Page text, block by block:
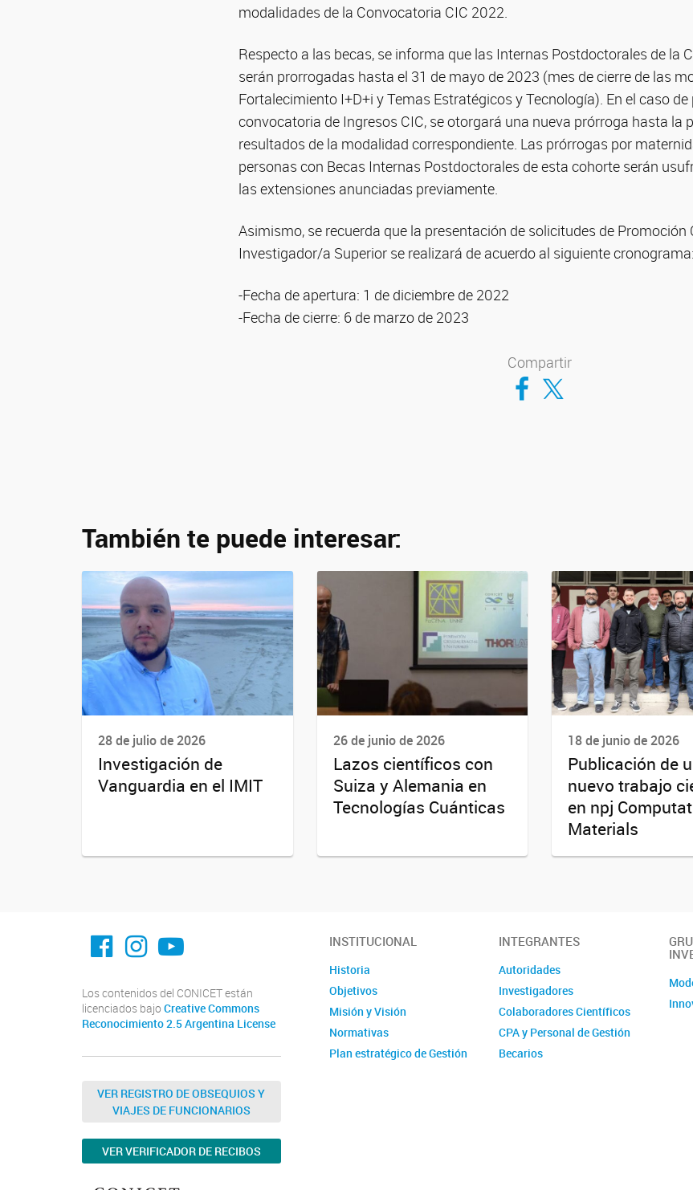
modalidades de la Convocatoria CIC 2022.
Respecto a las becas, se informa que las Internas Postdoctorales de la
serán prorrogadas hasta el 31 de mayo de 2023 (mes de cierre de las
Fortalecimiento I+D+i y Temas Estratégicos y Tecnología). En el caso
convocatoria de Ingresos CIC, se otorgará una nueva prórroga hasta la
resultados de la modalidad correspondiente. Las prórrogas por
personas con Becas Internas Postdoctorales de esta cohorte serán
las extensiones anunciadas previamente.
Asimismo, se recuerda que la presentación de solicitudes de Promoción
Investigador/a Superior se realizará de acuerdo al siguiente cronograma:
-Fecha de apertura: 1 de diciembre de 2022
-Fecha de cierre: 6 de marzo de 2023
Compartir
Compartir en Facebook
Compartir en Twitter
También te puede interesar:
28 de julio de 2026
Investigación de
Vanguardia en el IMIT
26 de junio de 2026
Lazos científicos con
Suiza y Alemania en
Tecnologías Cuánticas
18 de junio de 2026
Publicación de
nuevo trabajo
en npj
Materials
facebook imit.conicet
imit.conicet
Youtube
Los contenidos del CONICET están
licenciados bajo Creative Commons
Reconocimiento 2.5 Argentina License
VER REGISTRO DE OBSEQUIOS Y
VIAJES DE FUNCIONARIOS
VER VERIFICADOR DE RECIBOS
INSTITUCIONAL
Historia
Objetivos
Misión y Visión
Normativas
Plan estratégico de Gestión
INTEGRANTES
Autoridades
Investigadores
Colaboradores Científicos
CPA y Personal de Gestión
Becarios